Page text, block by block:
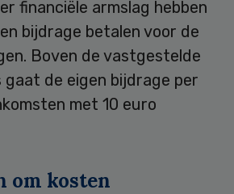
financiële armslag hebben
bijdrage betalen voor de
Boven de vastgestelde
gaat de eigen bijdrage per
met 10 euro
om kosten